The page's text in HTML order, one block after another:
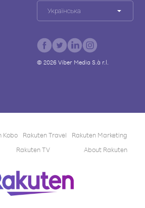
Українська
© 2026Viber Media S.à r.l.
Kobo Rakuten Travel
Rakuten Marketing
Rakuten TV About Rakuten